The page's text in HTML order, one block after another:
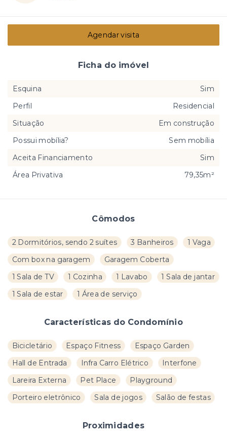
Cômodos
2 Dormitórios, sendo 2 suítes 3 Banheiros
1 Vaga
Com box na garagem
Garagem Coberta
1 Sala de TV
1 Cozinha 1 Lavabo
1 Sala de jantar
1 Sala de estar
1 Área de serviço
Características do Condomínio
Bicicletário Espaço Fitness
Espaço Garden
Hall de Entrada
Infra Carro Elétrico
Interfone
Lareira Externa
Pet Place
Playground
Porteiro eletrônico
Sala de jogos Salão de festas
Proximidades
Agendar visita
Ficha do imóvel
Esquina
Sim
Perfil
Residencial
Situação
Em construção
Possui mobília?
Sem mobília
Aceita Financiamento
Sim
Área Privativa
79,35m²